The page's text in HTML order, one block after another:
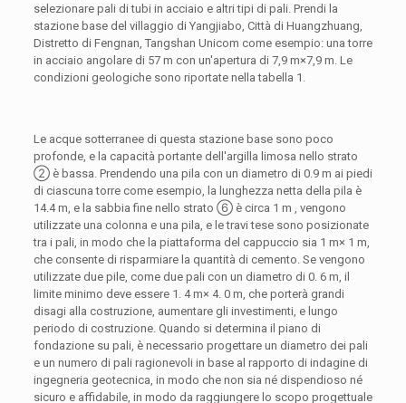
selezionare pali di tubi in acciaio e altri tipi di pali. Prendi la
stazione base del villaggio di Yangjiabo, Città di Huangzhuang,
Distretto di Fengnan, Tangshan Unicom come esempio: una torre
in acciaio angolare di 57 m con un'apertura di 7,9 m×7,9 m. Le
condizioni geologiche sono riportate nella tabella 1.
Le acque sotterranee di questa stazione base sono poco
profonde, e la capacità portante dell'argilla limosa nello strato
② è bassa. Prendendo una pila con un diametro di 0.9 m ai piedi
di ciascuna torre come esempio, la lunghezza netta della pila è
14.4 m, e la sabbia fine nello strato ⑥ è circa 1 m , vengono
utilizzate una colonna e una pila, e le travi tese sono posizionate
tra i pali, in modo che la piattaforma del cappuccio sia 1 m× 1 m,
che consente di risparmiare la quantità di cemento. Se vengono
utilizzate due pile, come due pali con un diametro di 0. 6 m, il
limite minimo deve essere 1. 4 m× 4. 0 m, che porterà grandi
disagi alla costruzione, aumentare gli investimenti, e lungo
periodo di costruzione. Quando si determina il piano di
fondazione su pali, è necessario progettare un diametro dei pali
e un numero di pali ragionevoli in base al rapporto di indagine di
ingegneria geotecnica, in modo che non sia né dispendioso né
sicuro e affidabile, in modo da raggiungere lo scopo progettuale